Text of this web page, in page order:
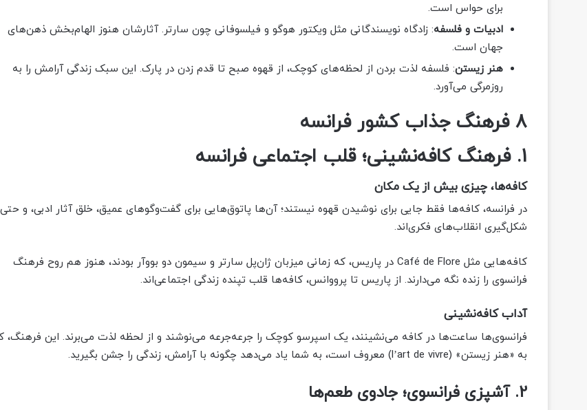
برای حواس است.
ادبیات و فلسفه: زادگاه نویسندگانی مثل ویکتور هوگو و فیلسوفانی چون سارتر. آثارشان هنوز الهام‌بخش ذهن‌های
جهان است.
هنر زیستن: فلسفه لذت بردن از لحظه‌های کوچک، از قهوه صبح تا قدم زدن در پارک. این سبک زندگی آرامش را به
روزمرگی می‌آورد.
8 فرهنگ جذاب کشور فرانسه
1. فرهنگ کافه‌نشینی؛ قلب اجتماعی فرانسه
کافه‌ها، چیزی بیش از یک مکان
در فرانسه، کافه‌ها فقط جایی برای نوشیدن قهوه نیستند؛ آن‌ها پاتوق‌هایی برای گفت‌وگوهای عمیق، خلق آثار ادبی، و حتی
شکل‌گیری انقلاب‌های فکری‌اند.
کافه‌هایی مثل Café de Flore در پاریس، که زمانی میزبان ژان‌پل سارتر و سیمون دو بووآر بودند، هنوز هم روح فرهنگ
فرانسوی را زنده نگه می‌دارند. از پاریس تا پرووانس، کافه‌ها قلب تپنده زندگی اجتماعی‌اند.
آداب کافه‌نشینی
فرانسوی‌ها ساعت‌ها در کافه می‌نشینند، یک اسپرسو کوچک را جرعه‌جرعه می‌نوشند و از لحظه لذت می‌برند. این فرهنگ،
به «هنر زیستن» (l’art de vivre) معروف است، به شما یاد می‌دهد چگونه با آرامش، زندگی را جشن بگیرید.
2. آشپزی فرانسوی؛ جادوی طعم‌ها